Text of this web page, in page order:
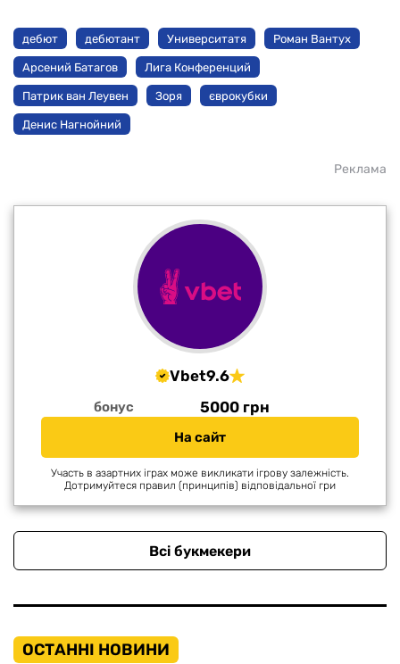
дебют дебютант Университатя Роман Вантух
Арсений Батагов Лига Конференций
Патрик ван Леувен Зоря єврокубки
Денис Нагнойний
Реклама
Vbet9.6
бонус 5000 грн
На сайт
Участь в азартних іграх може викликати ігрову залежність.
Дотримуйтеся правил (принципів) відповідальної гри
Всі букмекери
ОСТАННІ НОВИНИ